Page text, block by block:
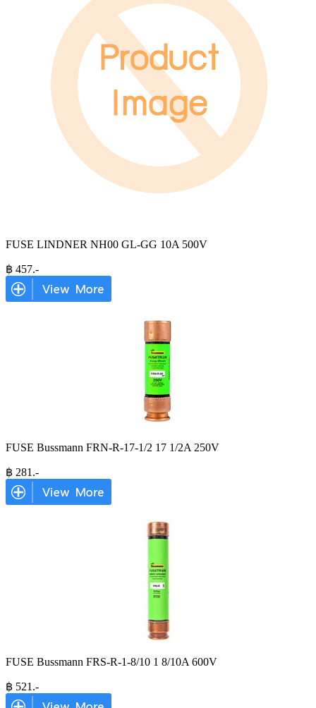
FUSE LINDNER NH00 GL-GG 10A 500V
฿ 457.-
FUSE Bussmann FRN-R-17-1/2 17 1/2A 250V
฿ 281 .-
FUSE Bussmann FRS-R-1-8/10 1 8/10A 600V
฿ 521 .-